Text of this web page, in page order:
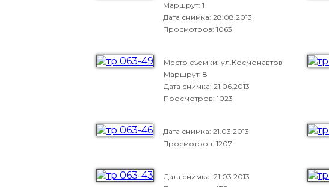
Маршрут: 1
Дата снимка: 28.08.2013
Просмотров: 1063
Место съемки: ул.Космонавтов
Маршрут: 8
Дата снимка: 21.06.2013
Просмотров: 1023
Дата снимка: 21.03.2013
Просмотров: 1207
Дата снимка: 21.03.2013